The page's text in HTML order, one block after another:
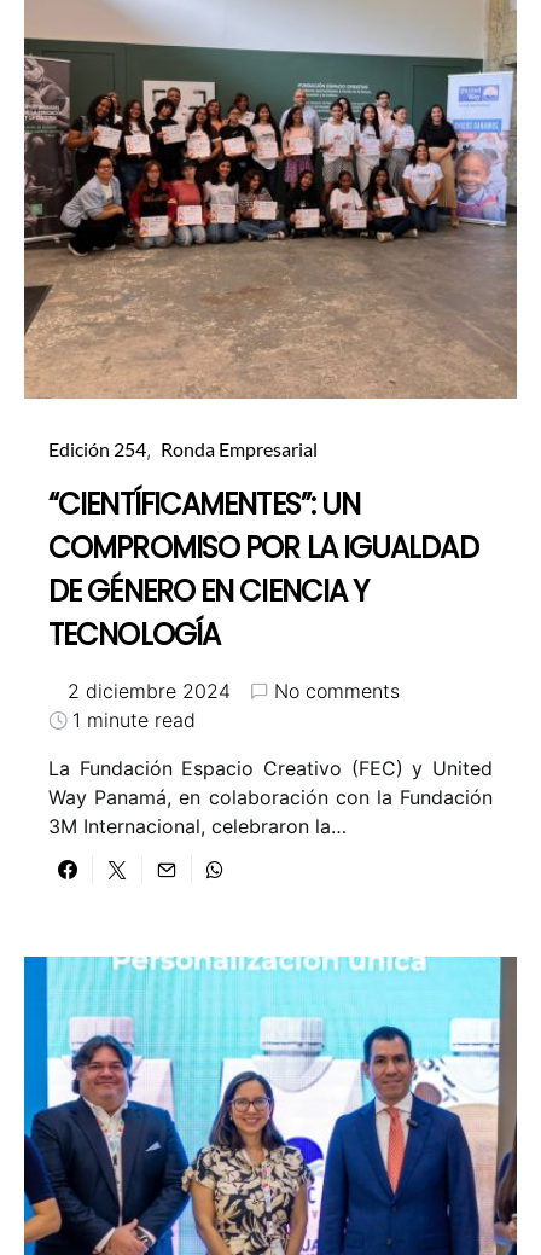
Edición 254 Ronda Empresarial
“CIENTÍFICAMENTES”: UN
COMPROMISO POR LA IGUALDAD
DE GÉNERO EN CIENCIA Y
TECNOLOGÍA
2 diciembre 2024
No comments
1 minute read
La Fundación Espacio Creativo (FEC) y United
Way Panamá, en colaboración con la Fundación
3M Internacional, celebraron la…